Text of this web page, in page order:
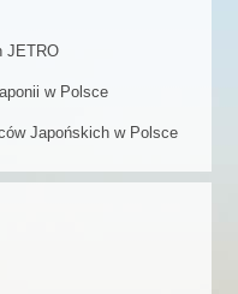
JETRO
w Polsce
Japońskich w Polsce